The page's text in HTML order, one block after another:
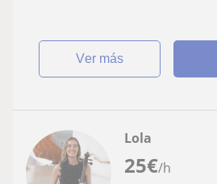
ver más
25€/h
Lola